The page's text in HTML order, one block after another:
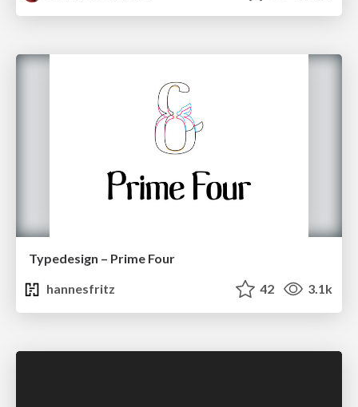
Typedesign – Prime Four
hannesfritz
42 3.1k